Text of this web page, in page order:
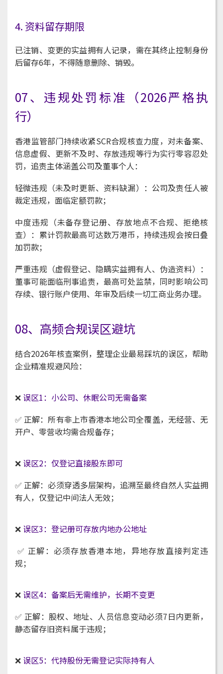
4. 资料留存期限
已注销、变更的实益拥有人记录，需在其终止控制身份
后留存6年，不得随意删除、销毁。
07、违规处罚标准（2026严格执
行）
香港监管部门持续收紧SCR合规核查力度，对未备案、
信息虚假、更新不及时、存放违规等行为实行零容忍处
罚，追责主体涵盖公司及董事个人：
轻微违规（未及时更新、资料缺漏）：公司及责任人被
裁定违规，面临定额罚款；
中度违规（未备存登记册、存放地点不合规、拒绝核
查）：累计罚款最高可达数万港币，持续违规会按日叠
加罚款；
严重违规（虚假登记、隐瞒实益拥有人、伪造资料）：
董事可能面临刑事追责，最高可处监禁，同时影响公司
存续、银行账户使用、年审及后续一切工商业务办理。
08、高频合规误区避坑
结合2026年核查案例，整理企业最易踩坑的误区，帮助
企业精准规避风险：
❌误区1：小公司、休眠公司无需备案
✅ 正解：所有非上市香港本地公司全覆盖，无经营、无
开户、零营收均需合规备存；
❌误区2：仅登记直接股东即可
✅ 正解：必须穿透多层架构，追溯至最终自然人实益拥
有人，仅登记中间法人无效；
❌误区3：登记册可存放内地办公地址
✅ 正解：必须存放香港本地，异地存放直接判定违
规；
❌误区4：备案后无需维护，长期不变更
✅ 正解：股权、地址、人员信息变动必须7日内更新，
静态留存旧资料属于违规；
❌误区5：代持股份无需登记实际持有人